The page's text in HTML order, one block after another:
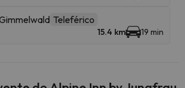
Teleférico
15.4 km 19 min